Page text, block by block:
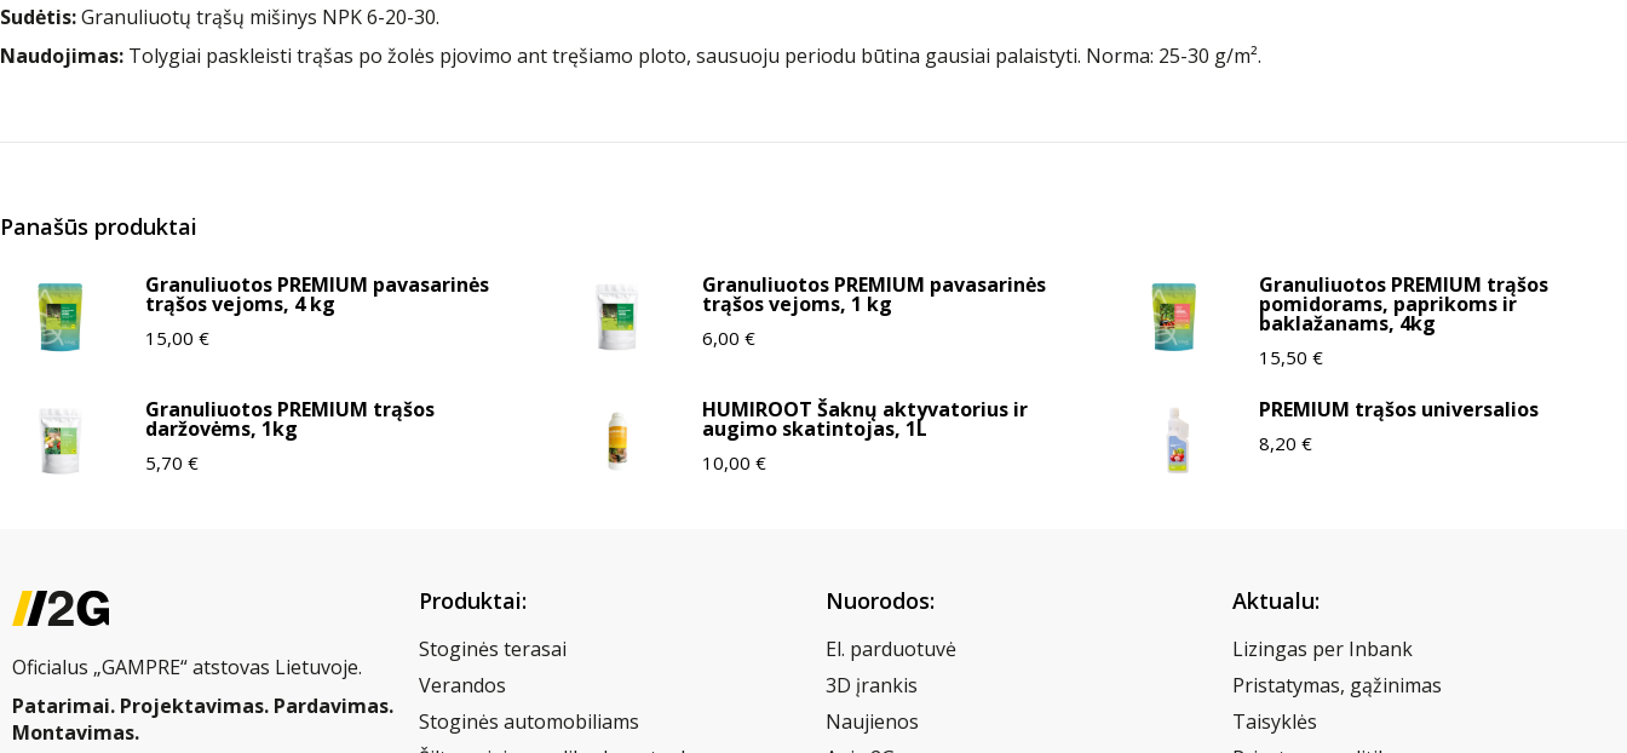
Sudėtis:Granuliuotų trąšų mišinys NPK 6-20-30.
Naudojimas: Tolygiai paskleisti trąšas po žolės pjovimo ant tręšiamo ploto, sausuoju periodu būtina gausiai palaistyti. Norma: 25-30 g/m².
Panašūs produktai
Granuliuotos PREMIUM pavasarinės
trąšos vejoms, 4 kg
15,00 €
Granuliuotos PREMIUM pavasarinės
trąšos vejoms, 1 kg
6,00€
Granuliuotos PREMIUM trąšos
pomidorams, paprikoms ir
baklažanams, 4kg
15,50€
Granuliuotos PREMIUM trąšos
daržovėms, 1kg
5,70 €
HUMIROOT Šaknų aktyvatorius ir
augimo skatintojas, 1L
10,00€
PREMIUM trąšos universalios
8,20€
Oficialus „GAMPRE“ atstovas Lietuvoje.
Patarimai. Projektavimas. Pardavimas.
Montavimas.
Produktai:
Stoginės terasai
Verandos
Stoginės automobiliams
Nuorodos:
El. parduotuvė
3D įrankis
Naujienos
Aktualu:
Lizingas per Inbank
Pristatymas, gąžinimas
Taisyklės